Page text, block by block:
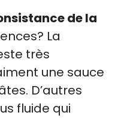
de la
La
très
une sauce
D’autres
fluide qui